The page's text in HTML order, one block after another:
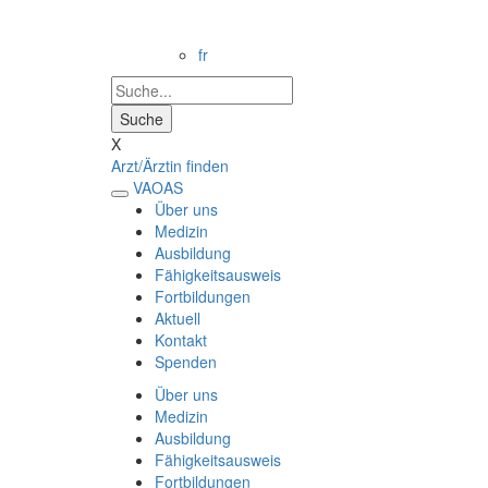
fr
X
Arzt/Ärztin finden
VAOAS
Über uns
Medizin
Ausbildung
Fähigkeitsausweis
Fortbildungen
Aktuell
Kontakt
Spenden
Über uns
Medizin
Ausbildung
Fähigkeitsausweis
Fortbildungen